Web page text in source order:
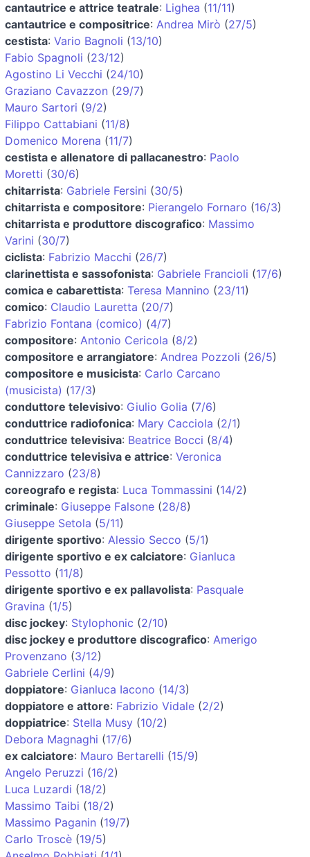
cantautrice e attrice teatrale: Lighea (11/11)
cantautrice e compositrice: Andrea Mirò (27/5)
cestista: Vario Bagnoli (13/10)
Fabio Spagnoli (23/12)
Agostino Li Vecchi (24/10)
Graziano Cavazzon (29/7)
Mauro Sartori (9/2)
Filippo Cattabiani (11/8)
Domenico Morena (11/7)
cestista e allenatore di pallacanestro: Paolo
Moretti (30/6)
chitarrista: Gabriele Fersini (30/5)
chitarrista e compositore: Pierangelo Fornaro (16/3)
chitarrista e produttore discografico: Massimo
Varini (30/7)
ciclista: Fabrizio Macchi (26/7)
clarinettista e sassofonista: Gabriele Francioli (17/6)
comica e cabarettista: Teresa Mannino (23/11)
comico: Claudio Lauretta (20/7)
Fabrizio Fontana (comico) (4/7)
compositore: Antonio Cericola (8/2)
compositore e arrangiatore: Andrea Pozzoli (26/5)
compositore e musicista: Carlo Carcano
(musicista) (17/3)
conduttore televisivo: Giulio Golia (7/6)
conduttrice radiofonica: Mary Cacciola (2/1)
conduttrice televisiva: Beatrice Bocci (8/4)
conduttrice televisiva e attrice: Veronica
Cannizzaro (23/8)
coreografo e regista: Luca Tommassini (14/2)
criminale: Giuseppe Falsone (28/8)
Giuseppe Setola (5/11)
dirigente sportivo: Alessio Secco (5/1)
dirigente sportivo e ex calciatore: Gianluca
Pessotto (11/8)
dirigente sportivo e ex pallavolista: Pasquale
Gravina (1/5)
disc jockey: Stylophonic (2/10)
disc jockey e produttore discografico: Amerigo
Provenzano (3/12)
Gabriele Cerlini (4/9)
doppiatore: Gianluca Iacono (14/3)
doppiatore e attore: Fabrizio Vidale (2/2)
doppiatrice: Stella Musy (10/2)
Debora Magnaghi (17/6)
ex calciatore: Mauro Bertarelli (15/9)
Angelo Peruzzi (16/2)
Luca Luzardi (18/2)
Massimo Taibi (18/2)
Massimo Paganin (19/7)
Carlo Troscè (19/5)